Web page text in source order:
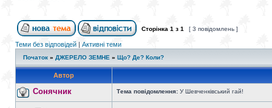
Сторінка 1 з 1 [ 3 повідомлень ]
Теми без відповідей | Активні теми
Початок » ДЖЕРЕЛО ЗЕМНЕ » Що? Де? Коли?
Автор
Сонячник Тема повідомлення: У Шевченківський гай!